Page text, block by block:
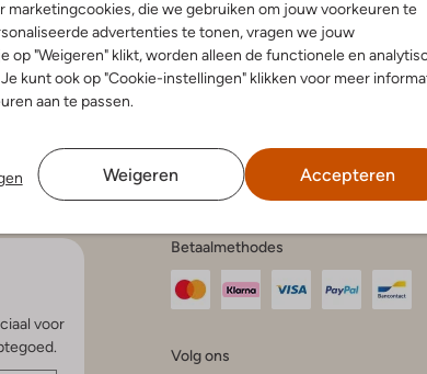
marketingcookies, die we gebruiken om jouw voorkeuren te
advertenties te tonen, vragen we jouw
op "Weigeren" klikt, worden alleen de functionele en
kunt ook op "Cookie-instellingen" klikken voor meer
aan te passen.
Weigeren Accepteren
Mijn account
Veelgestelde vragen
Bekijk alle
voor
Betaalmethodes
Volg ons